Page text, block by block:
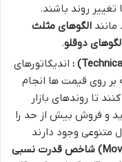
تغییر روند باشند.
الگوهای مثلث
دوقلو.
: اندیکاتورهای
روی قیمت ها انجام
تا روندهای بازار
و فروش بیش از حد را
متنوعی وجود دارند
شاخص قدرت نسبی